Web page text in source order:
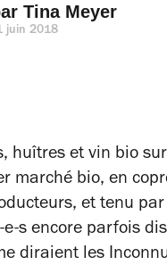
Tina Meyer
juin 2018
huîtres et vin bio
marché bio, en
et tenu par
s encore parfois
diraient les